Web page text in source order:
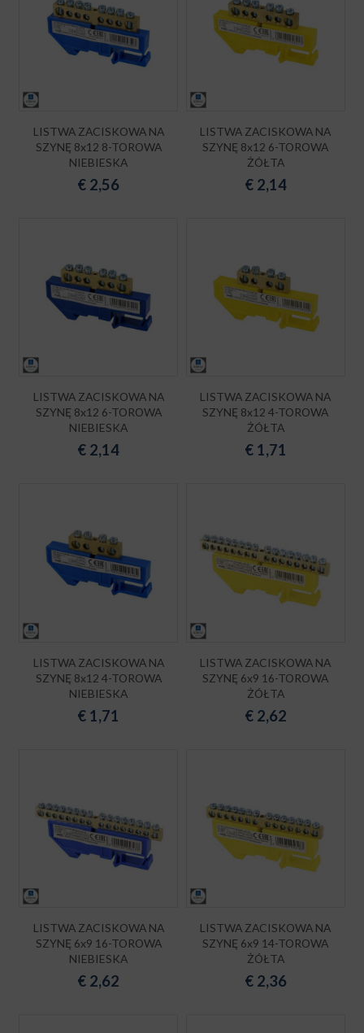
LISTWA ZACISKOWA NA
SZYNĘ 8x12 8-TOROWA
NIEBIESKA
€ 2,56
LISTWA ZACISKOWA NA
SZYNĘ 8x12 6-TOROWA
ŻÓŁTA
€ 2,14
LISTWA ZACISKOWA NA
SZYNĘ 8x12 6-TOROWA
NIEBIESKA
€ 2,14
LISTWA ZACISKOWA NA
SZYNĘ 8x12 4-TOROWA
ŻÓŁTA
€ 1,71
LISTWA ZACISKOWA NA
SZYNĘ 8x12 4-TOROWA
NIEBIESKA
€ 1,71
LISTWA ZACISKOWA NA
SZYNĘ 6x9 16-TOROWA
ŻÓŁTA
€ 2,62
LISTWA ZACISKOWA NA
SZYNĘ 6x9 16-TOROWA
NIEBIESKA
€ 2,62
LISTWA ZACISKOWA NA
SZYNĘ 6x9 14-TOROWA
ŻÓŁTA
€ 2,36